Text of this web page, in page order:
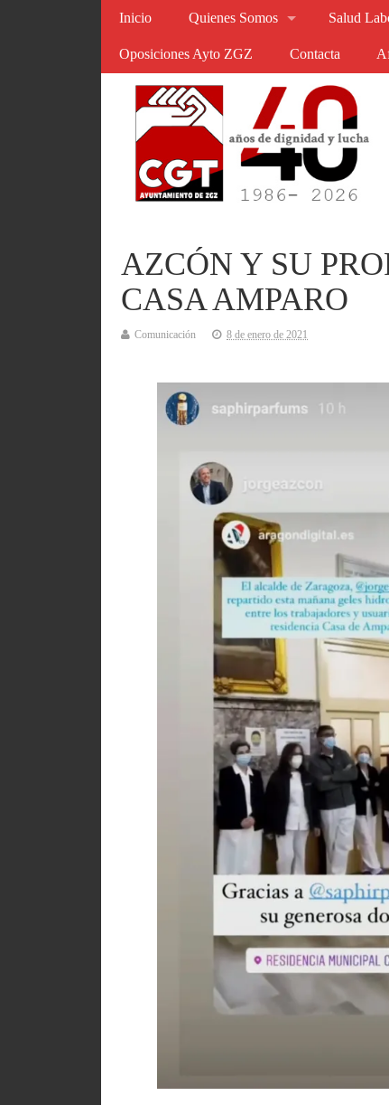
Inicio Quienes Somos Salud
Oposiciones Ayto ZGZ Contacta
AZCÓN Y SU
CASA AMPARO
Comunicación 8 de enero de 2021